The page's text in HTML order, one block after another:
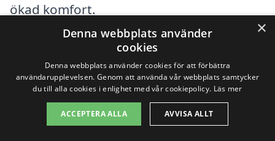
ökad komfort.
Få 3 erbjudanden, gratis och utan
förpliktelser
×
Denna webbplats använder
cookies
Denna webbplats använder cookies för att förbättra
användarupplevelsen. Genom att använda vår webbplats samtycker
du till alla cookies i enlighet med vår cookiepolicy. Läs mer
ACCEPTERA ALLA AVVISA ALLT